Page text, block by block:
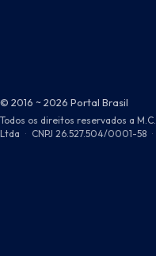
© 2016 ~ 2026 Portal Brasil
Todos os direitos reservados a
Ltda · CNPJ 26.527.504/0001-58 ·